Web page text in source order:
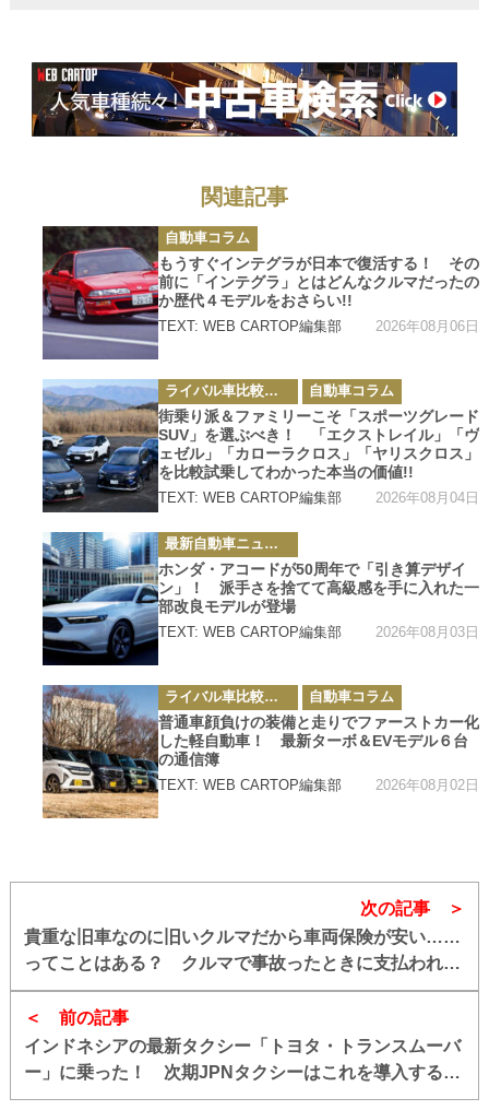
択肢として要注
目!!
関連記事
カ
テ
ゴ
リ
ー
自動車コラム
もうすぐインテグラが日本で復活する！ その
前に「インテグラ」とはどんなクルマだったの
か歴代４モデルをおさらい!!
TEXT: WEB CARTOP編集部 2026年08月06日
カ
テ
ゴ
リ
ー
ライバル車比較テスト 自動車コラム
街乗り派＆ファミリーこそ「スポーツグレード
SUV」を選ぶべき！ 「エクストレイル」「ヴ
ェゼル」「カローラクロス」「ヤリスクロス」
を比較試乗してわかった本当の価値!!
TEXT: WEB CARTOP編集部 2026年08月04日
カ
テ
ゴ
リ
ー
最新自動車ニュース
ホンダ・アコードが50周年で「引き算デザイ
ン」！ 派手さを捨てて高級感を手に入れた一
部改良モデルが登場
TEXT: WEB CARTOP編集部 2026年08月03日
カ
テ
ゴ
リ
ー
ライバル車比較テスト 自動車コラム
普通車顔負けの装備と走りでファーストカー化
した軽自動車！ 最新ターボ＆EVモデル６台
の通信簿
TEXT: WEB CARTOP編集部 2026年08月02日
前の記事
インドネシアの最新タクシー「トヨタ・トランスムーバ
ー」に乗った！ 次期JPNタクシーはこれを導入するの
もアリ!!
次の記事
貴重な旧車なのに旧いクルマだから車両保険が安い……
ってことはある？ クルマで事故ったときに支払われる
「補償金額」はどう決まるのか